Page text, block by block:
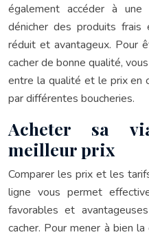
également accéder à
dénicher des produits
réduit et avantageux. Pour
cacher de bonne qualité,
entre la qualité et le prix en
par différentes boucheries.
Acheter sa
meilleur prix
Comparer les prix et les
ligne vous permet
favorables et
cacher. Pour mener à bien